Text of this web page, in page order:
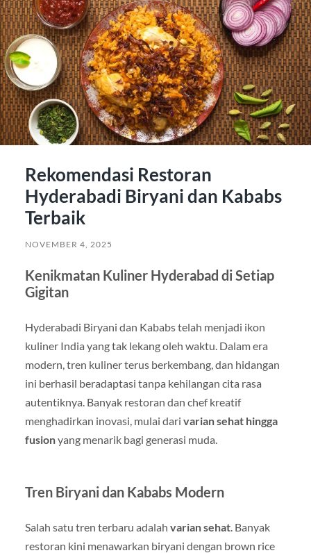
Rekomendasi Restoran
Hyderabadi Biryani dan Kababs
Terbaik
NOVEMBER 4, 2025
Kenikmatan Kuliner Hyderabad di Setiap
Gigitan
Hyderabadi Biryani dan Kababs telah menjadi ikon
kuliner India yang tak lekang oleh waktu. Dalam era
modern, tren kuliner terus berkembang, dan hidangan
ini berhasil beradaptasi tanpa kehilangan cita rasa
autentiknya. Banyak restoran dan chef kreatif
menghadirkan inovasi, mulai dari varian sehat hingga
fusionyang menarik bagi generasi muda.
Tren Biryani dan Kababs Modern
Salah satu tren terbaru adalah varian sehat. Banyak
restoran kini menawarkan biryani dengan brown rice